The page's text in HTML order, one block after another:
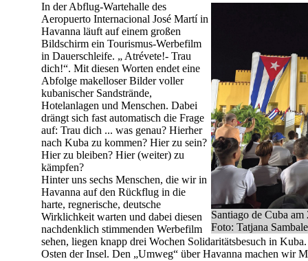
Santiago de Cuba am
Foto: Tatjana Sambale
In der Abflug-Wartehalle des
Aeropuerto Internacional José Martí in
Havanna läuft auf einem großen
Bildschirm ein Tourismus-Werbefilm
in Dauerschleife. „ Atrévete!- Trau
dich!“. Mit diesen Worten endet eine
Abfolge makelloser Bilder voller
kubanischer Sandstrände,
Hotelanlagen und Menschen. Dabei
drängt sich fast automatisch die Frage
auf: Trau dich ... was genau? Hierher
nach Kuba zu kommen? Hier zu sein?
Hier zu bleiben? Hier (weiter) zu
kämpfen?
Hinter uns sechs Menschen, die wir in
Havanna auf den Rückflug in die
harte, regnerische, deutsche
Wirklichkeit warten und dabei diesen
nachdenklich stimmenden Werbefilm
sehen, liegen knapp drei Wochen Solidaritätsbesuch in
Osten der Insel. Den „Umweg“ über Havanna machen wir